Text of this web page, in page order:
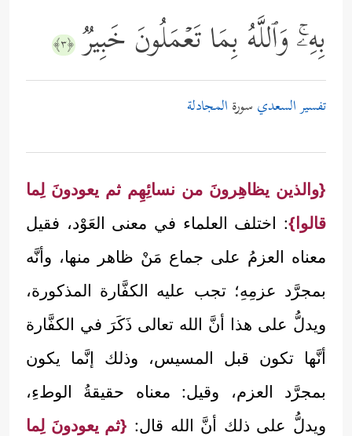
بِهِۦۚ وَٱللَّهُ بِمَا تَعۡمَلُونَ خَبِیرࣱ ﴿٣﴾
تفسير السعدي سورة المجادلة
{والذين يظاهِرونَ من نسائِهِم ثم يعودونَ لِما
قالوا}: اختلف العلماء في معنى العَوْد، فقيل
معناه العزمُ على جماع مَنْ ظاهر منها، وأنَّه
بمجرَّد عزمِهِ؛ تجب عليه الكفَّارة المذكورة،
ويدلُّ على هذا أنَّ الله تعالى ذَكَرَ في الكفَّارة
أنَّها تكون قبل المسيس، وذلك إنَّما يكون
بمجرَّد العزم، وقيل: معناه حقيقةُ الوطءِ،
ويدلُّ على ذلك أنَّ الله قال: {ثم يعودونَ لِما